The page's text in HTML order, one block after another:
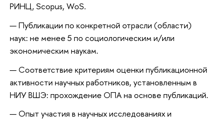
РИНЦ, Scopus, WoS.
Публикации по конкретной отрасли (области)
наук: не менее 5 по социологическим и/или
экономическим наукам.
Соответствие критериям оценки публикационной
активности научных работников, установленным в
НИУ ВШЭ: прохождение ОПА на основе публикаций.
Опыт участия в научных исследованиях и